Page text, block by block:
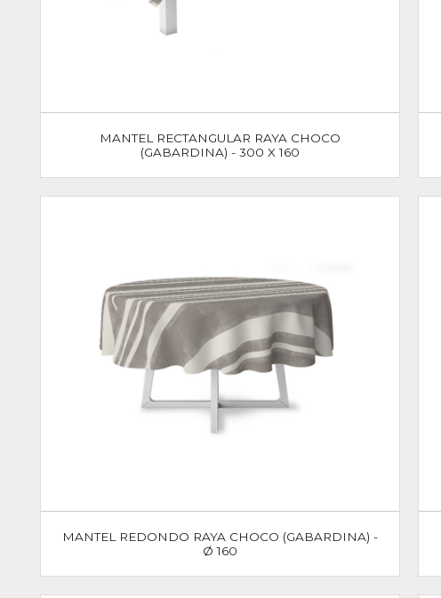
MANTEL RECTANGULAR RAYA CHOCO
(GABARDINA) - 300 X 160
MANTEL REDONDO RAYA CHOCO (GABARDINA) -
Ø 160